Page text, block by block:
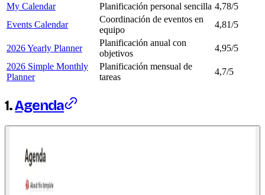
My Calendar
Planificación personal sencilla 4,78/5
Events Calendar
Coordinación de eventos en
equipo
4,81/5
2026 Yearly Planner
Planificación anual con
objetivos
4,95/5
2026 Simple Monthly
Planner
Planificación mensual de
tareas
4,7/5
1.Agenda